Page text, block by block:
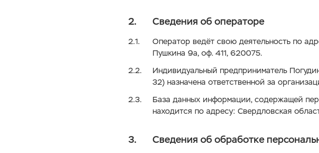
Сведения об операторе
Оператор ведёт свою деятельность по
Пушкина 9а, оф. 411, 620075.
Индивидуальный предприниматель
32) назначена ответственной за
База данных информации, содержащей
находится по адресу: Свердловская
Сведения об обработке